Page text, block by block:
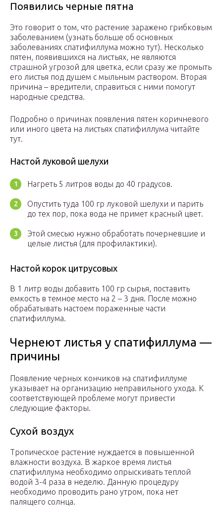
Появились черные пятна
Это говорит о том, что растение заражено грибковым
заболеванием (узнать больше об основных
заболеваниях спатифиллума можно тут). Несколько
пятен, появившихся на листьях, не являются
страшной угрозой для цветка, если сразу же промыть
его листья под душем с мыльным раствором. Вторая
причина – вредители, справиться с ними помогут
народные средства.
Подробно о причинах появления пятен коричневого
или иного цвета на листьях спатифиллума читайте
тут.
Настой луковой шелухи
Нагреть 5 литров воды до 40 градусов.
Опустить туда 100 гр луковой шелухи и парить
до тех пор, пока вода не примет красный цвет.
Этой смесью нужно обработать почерневшие и
целые листья (для профилактики).
Настой корок цитрусовых
В 1 литр воды добавить 100 гр сырья, поставить
емкость в темное место на 2 – 3 дня. После можно
обрабатывать настоем пораженные части
спатифиллума.
Чернеют листья у спатифиллума —
причины
Появление черных кончиков на спатифиллуме
указывает на организацию неправильного ухода. К
соответствующей проблеме могут привести
следующие факторы.
Сухой воздух
Тропическое растение нуждается в повышенной
влажности воздуха. В жаркое время листья
спатифиллума необходимо опрыскивать теплой
водой 3-4 раза в неделю. Данную процедуру
необходимо проводить рано утром, пока нет
палящего солнца.